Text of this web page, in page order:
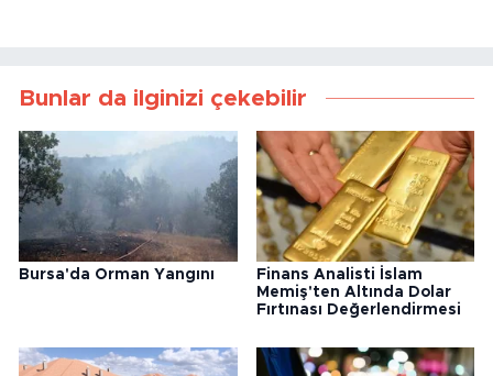
Bunlar da ilginizi çekebilir
Bursa'da Orman Yangını
Finans Analisti İslam
Memiş'ten Altında Dolar
Fırtınası Değerlendirmesi